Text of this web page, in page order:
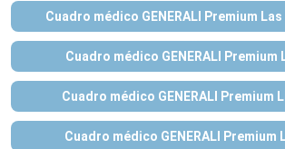
Cuadro médico GENERALI Premium
Cuadro médico GENERALI Premium
Cuadro médico GENERALI Premium
Cuadro médico GENERALI Premium